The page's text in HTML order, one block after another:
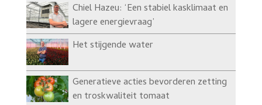
Chiel Hazeu: ‘Een stabiel kasklimaat en
lagere energievraag’
Het stijgende water
Generatieve acties bevorderen zetting
en troskwaliteit tomaat